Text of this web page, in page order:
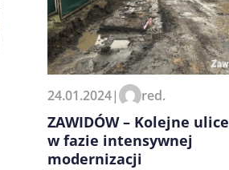
24.01.2024| red.
ZAWIDÓW – Kolejne ulice
w fazie intensywnej
modernizacji